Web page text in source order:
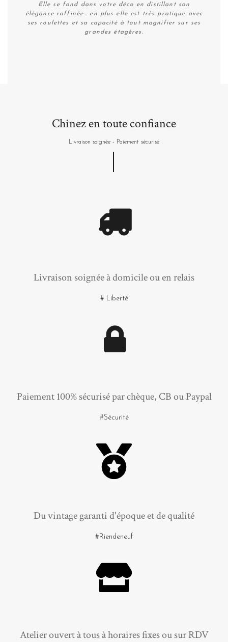
Elle se fond dans votre déco en distillant son
élégance raffinée… en plus elle est très pratique avec
ses roulettes et sa capacité à tout magnifier sur ses
grandes étagères.
Chinez en toute confiance
Livraison soignée - Paiement sécurisé
Livraison soignée à domicile ou en relais
# Liberté
Paiement 100% sécurisé par chèque, CB ou Paypal
#Sécurité
Du vintage garanti d'époque et de qualité
#Riendeneuf
Atelier ouvert à tous à horaires fixes ou sur RDV